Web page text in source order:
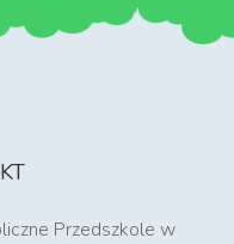
Przedszkole w